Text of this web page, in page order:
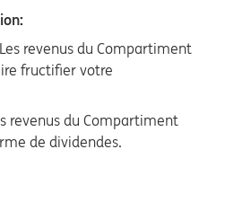
revenus du Compartiment
fructifier votre
revenus du Compartiment
de dividendes.